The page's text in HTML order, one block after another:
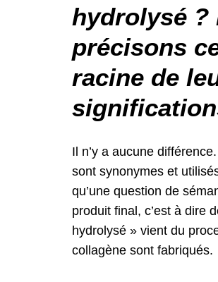
hydrolysé ?
précisons
racine de
Il n’y a aucune
sont synonymes et
qu’une question de
produit final, c’est à dire
hydrolysé » vient du
collagène sont fabriqués.